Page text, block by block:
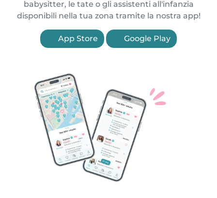
babysitter, le tate o gli assistenti all'infanzia
disponibili nella tua zona tramite la nostra app!
App Store Google Play